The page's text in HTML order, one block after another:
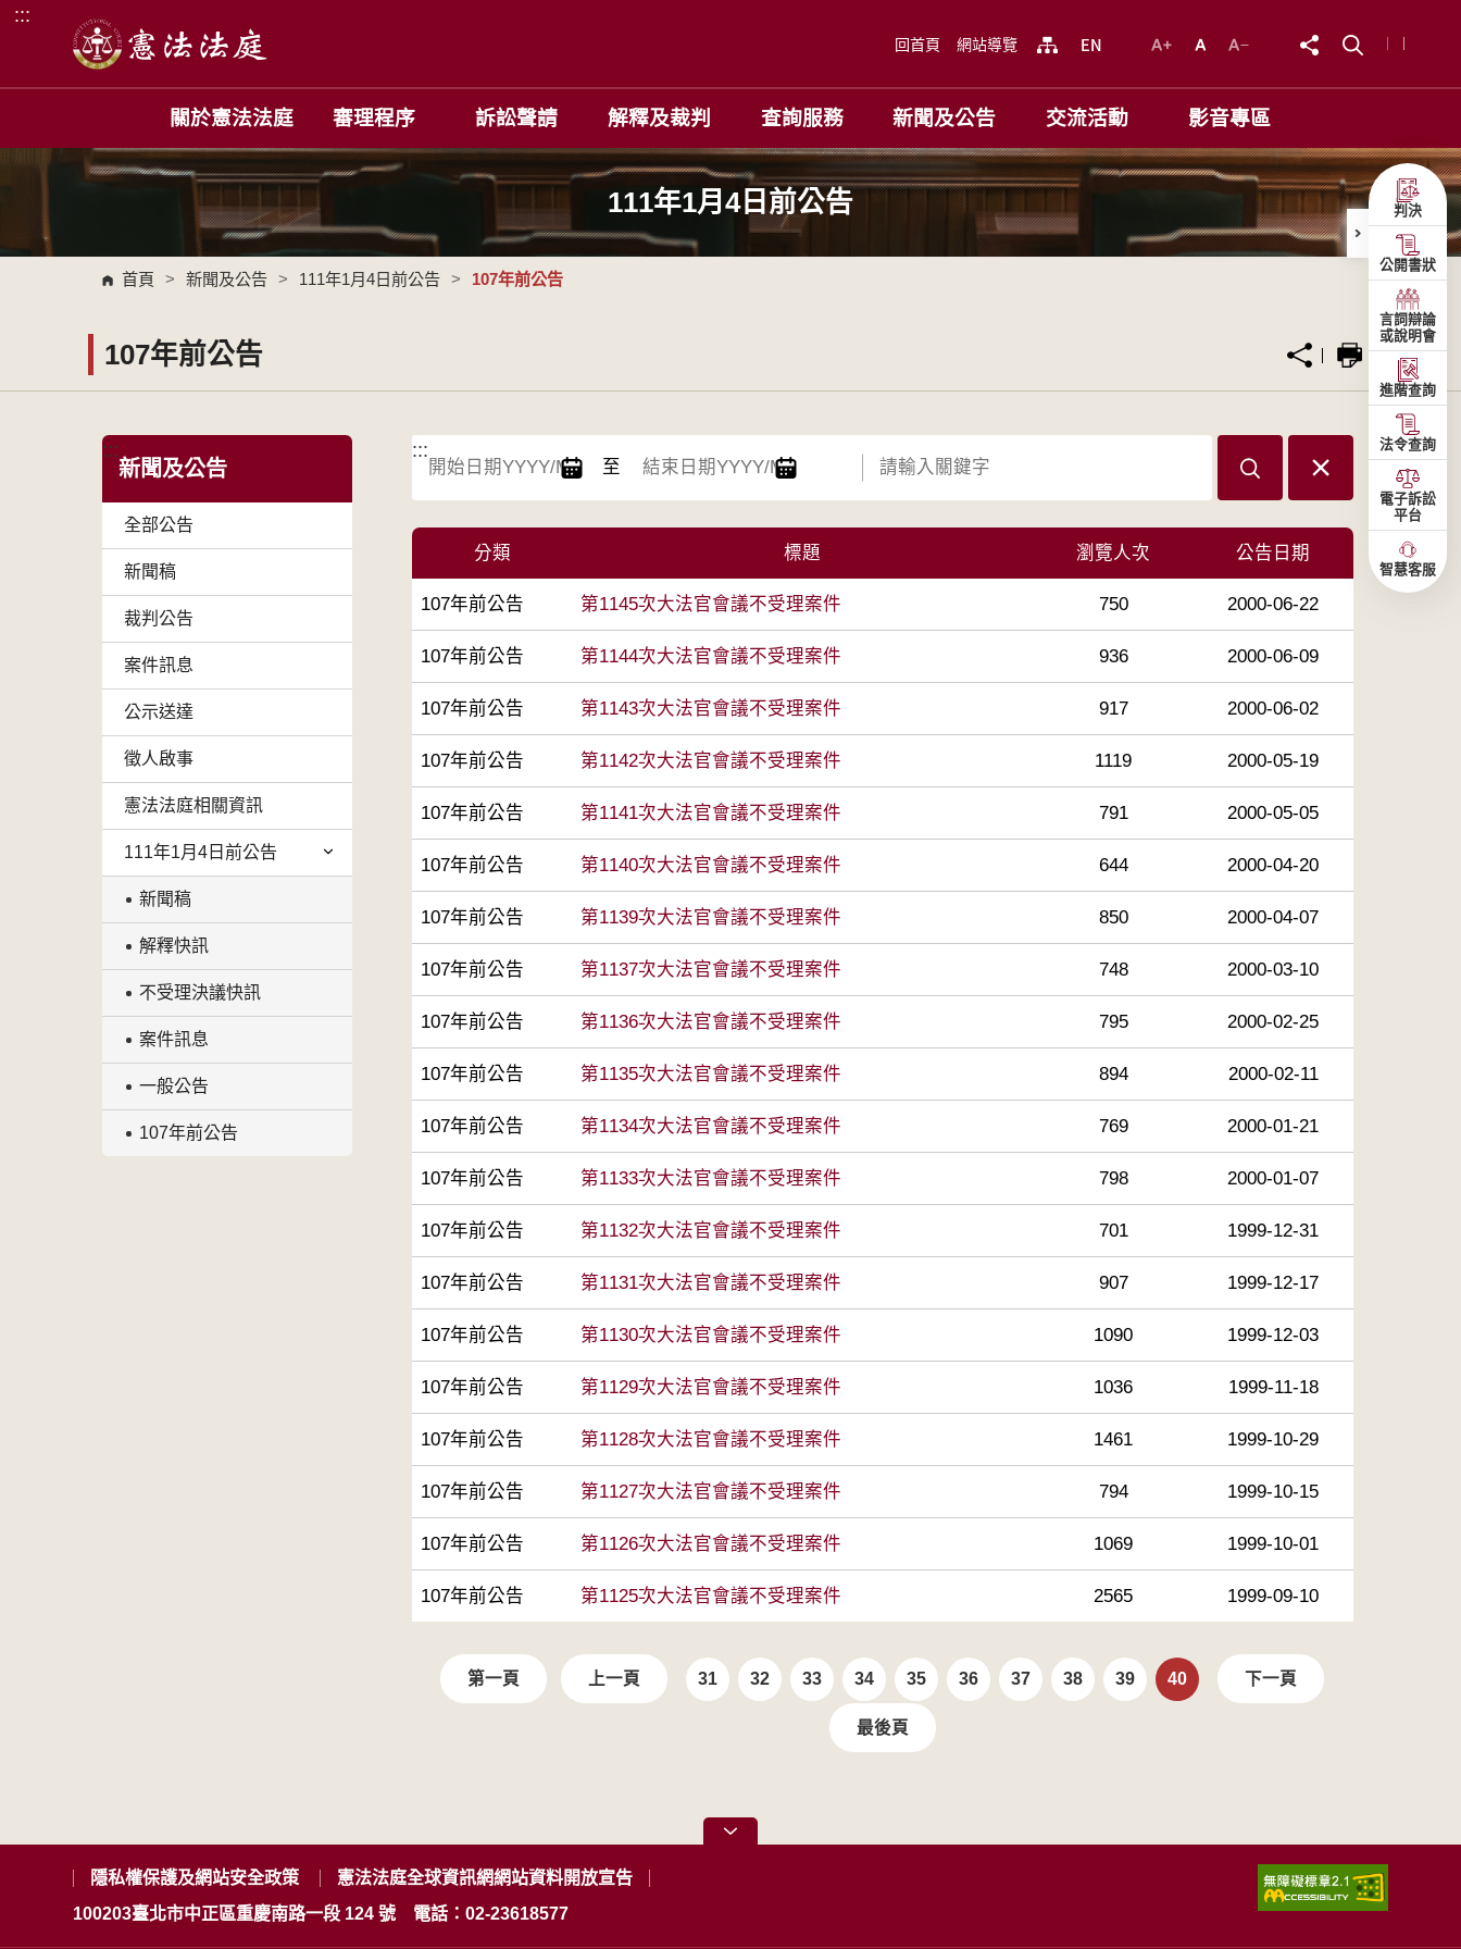
跳到主要內容區塊
:::
回首頁 網站導覽
關於憲法法庭 審理程序 訴訟聲請 解釋及裁判 查詢服務 新聞及公告 交流活動 影音專區
111年1月4日前公告
首頁 > 新聞及公告 > 111年1月4日前公告 > 107年前公告
107年前公告
:::
新聞及公告
全部公告
新聞稿
裁判公告
案件訊息
公示送達
徵人啟事
憲法法庭相關資訊
111年1月4日前公告
新聞稿
解釋快訊
不受理決議快訊
案件訊息
一般公告
107年前公告
:::
至
分類 標題 瀏覽人次 公告日期
107年前公告 第1145次大法官會議不受理案件 750 2000-06-22
107年前公告 第1144次大法官會議不受理案件 936 2000-06-09
107年前公告 第1143次大法官會議不受理案件 917 2000-06-02
107年前公告 第1142次大法官會議不受理案件 1119 2000-05-19
107年前公告 第1141次大法官會議不受理案件 791 2000-05-05
107年前公告 第1140次大法官會議不受理案件 644 2000-04-20
107年前公告 第1139次大法官會議不受理案件 850 2000-04-07
107年前公告 第1137次大法官會議不受理案件 748 2000-03-10
107年前公告 第1136次大法官會議不受理案件 795 2000-02-25
107年前公告 第1135次大法官會議不受理案件 894 2000-02-11
107年前公告 第1134次大法官會議不受理案件 769 2000-01-21
107年前公告 第1133次大法官會議不受理案件 798 2000-01-07
107年前公告 第1132次大法官會議不受理案件 701 1999-12-31
107年前公告 第1131次大法官會議不受理案件 907 1999-12-17
107年前公告 第1130次大法官會議不受理案件 1090 1999-12-03
107年前公告 第1129次大法官會議不受理案件 1036 1999-11-18
107年前公告 第1128次大法官會議不受理案件 1461 1999-10-29
107年前公告 第1127次大法官會議不受理案件 794 1999-10-15
107年前公告 第1126次大法官會議不受理案件 1069 1999-10-01
107年前公告 第1125次大法官會議不受理案件 2565 1999-09-10
第一頁 上一頁 31 32 33 34 35 36 37 38 39 40 下一頁
最後頁
隱私權保護及網站安全政策
憲法法庭全球資訊網網站資料開放宣告
100203臺北市中正區重慶南路一段 124 號
電話：02-23618577
判決
公開書狀
言詞辯論
或說明會
進階查詢
法令查詢
電子訴訟
平台
智慧客服